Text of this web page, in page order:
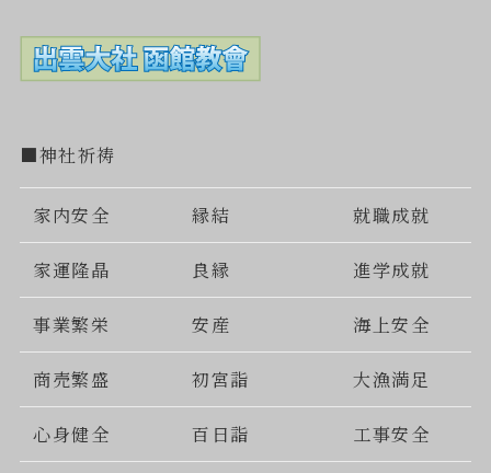
■神社祈祷
家内安全 縁結 就職成就
家運隆晶 良縁 進学成就
事業繁栄 安産 海上安全
商売繁盛 初宮詣 大漁満足
心身健全 百日詣 工事安全